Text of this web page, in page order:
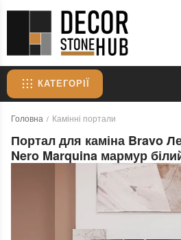
КАТЕГОРІЇ
Головна Камінні портали
Портал для каміна Bravo
Nero Marquina мармур